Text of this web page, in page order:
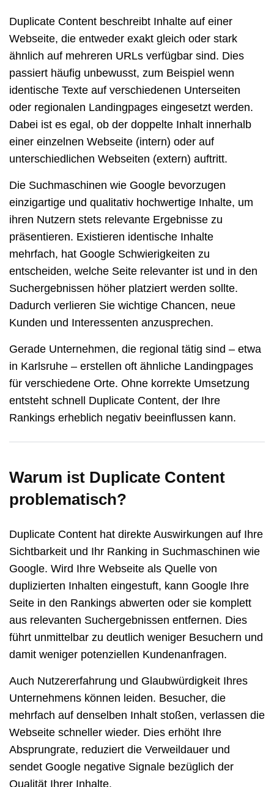
Duplicate Content beschreibt Inhalte auf einer
Webseite, die entweder exakt gleich oder stark
ähnlich auf mehreren URLs verfügbar sind. Dies
passiert häufig unbewusst, zum Beispiel wenn
identische Texte auf verschiedenen Unterseiten
oder regionalen Landingpages eingesetzt werden.
Dabei ist es egal, ob der doppelte Inhalt innerhalb
einer einzelnen Webseite (intern) oder auf
unterschiedlichen Webseiten (extern) auftritt.
Die Suchmaschinen wie Google bevorzugen
einzigartige und qualitativ hochwertige Inhalte, um
ihren Nutzern stets relevante Ergebnisse zu
präsentieren. Existieren identische Inhalte
mehrfach, hat Google Schwierigkeiten zu
entscheiden, welche Seite relevanter ist und in den
Suchergebnissen höher platziert werden sollte.
Dadurch verlieren Sie wichtige Chancen, neue
Kunden und Interessenten anzusprechen.
Gerade Unternehmen, die regional tätig sind – etwa
in Karlsruhe – erstellen oft ähnliche Landingpages
für verschiedene Orte. Ohne korrekte Umsetzung
entsteht schnell Duplicate Content, der Ihre
Rankings erheblich negativ beeinflussen kann.
Warum ist Duplicate Content
problematisch?
Duplicate Content hat direkte Auswirkungen auf Ihre
Sichtbarkeit und Ihr Ranking in Suchmaschinen wie
Google. Wird Ihre Webseite als Quelle von
duplizierten Inhalten eingestuft, kann Google Ihre
Seite in den Rankings abwerten oder sie komplett
aus relevanten Suchergebnissen entfernen. Dies
führt unmittelbar zu deutlich weniger Besuchern und
damit weniger potenziellen Kundenanfragen.
Auch Nutzererfahrung und Glaubwürdigkeit Ihres
Unternehmens können leiden. Besucher, die
mehrfach auf denselben Inhalt stoßen, verlassen die
Webseite schneller wieder. Dies erhöht Ihre
Absprungrate, reduziert die Verweildauer und
sendet Google negative Signale bezüglich der
Qualität Ihrer Inhalte.